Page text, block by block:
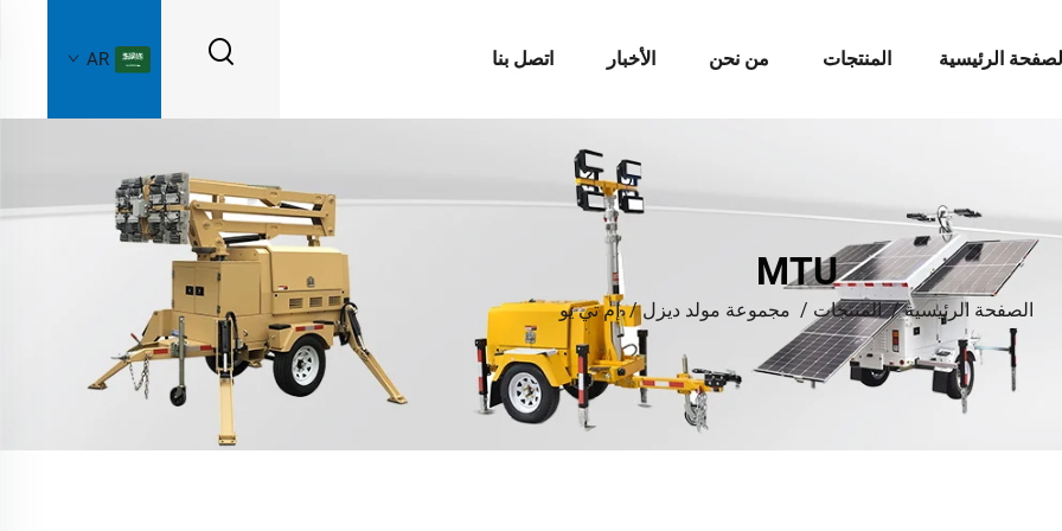
الرئيسية المنتجات من نحن الأخبار اتصل بنا AR
MTU
الصفحة الرئيسية/المنتجات / مجموعة مولد ديزل/إم تي يو